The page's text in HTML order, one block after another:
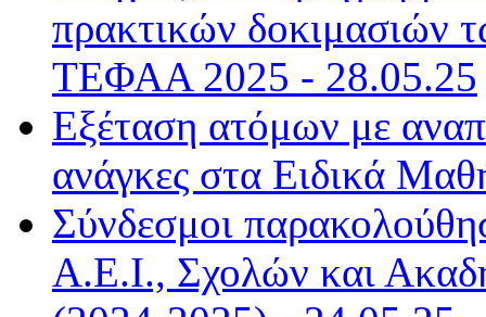
πρακτικών δοκιμασιών
ΤΕΦΑΑ 2025 - 28.05.25
Εξέταση ατόμων με
ανάγκες στα Ειδικά
Σύνδεσμοι
Α.Ε.Ι., Σχολών και